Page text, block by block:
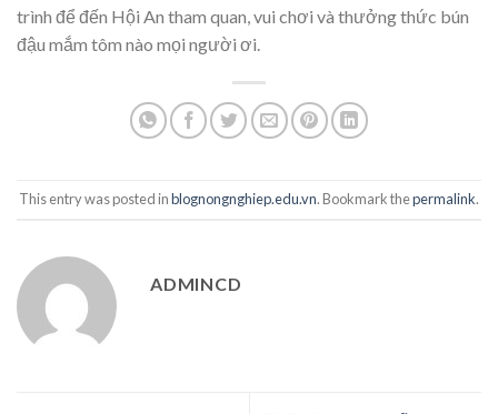
trình để đến Hội An tham quan, vui chơi và thưởng thức bún
đậu mắm tôm nào mọi người ơi.
This entry was posted inblognongnghiep.edu.vn. Bookmark thepermalink.
ADMINCD